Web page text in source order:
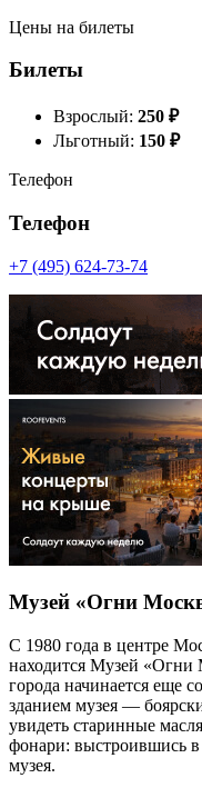
Цены на билеты
Билеты
Взрослый: 250 ₽
Льготный: 150 ₽
Телефон
Телефон
+7 (495) 624-73-74
Музей «Огни
С 1980 года в центре
находится Музей
города начинается еще
зданием музея —
увидеть старинные
фонари: выстроившись
музея.